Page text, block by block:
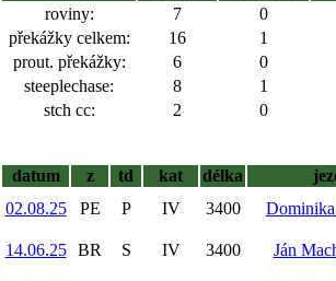
roviny:
7 0
překážky celkem:
16 1
prout. překážky:
6 0
steeplechase:
8 1
stch cc:
2 0
datum
z td kat délka
02.08.25
PE P IV 3400
14.06.25 BR S IV 3400 Ján